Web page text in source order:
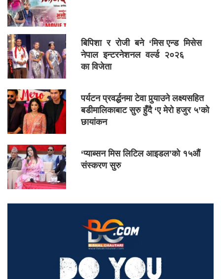
बिपिशा र रोजी बने ‘मिस एन्ड मिसेस
नेपाल इन्टरनेशनल वर्ल्ड २०२६
का विजेता
पर्यटन प्रवर्द्धनमा टेवा पुर्‍याउने लक्ष्यसहित
बडीमालिकाबाट सुरु हुँदै ‘ए मेरो हजुर ५’को
छायांकन
‘प्याब्सन मिस लिटिल आइडल’को १५औं
संस्करण सुरु